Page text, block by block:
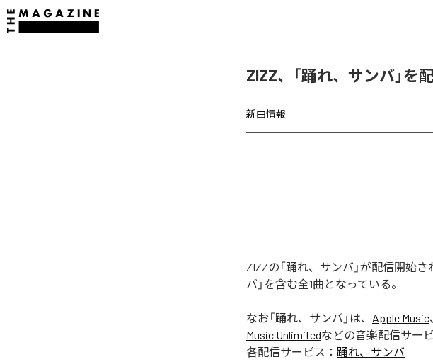
ZIZZ、「踊れ、サンバ」を
新曲情報
ZIZZの「踊れ、サンバ」が配信開始
バ」を含む全1曲となっている。
なお「踊れ、サンバ 」は、 Apple Music
Music Unlimitedなどの音楽配信サー
各配信サービス： 踊れ、サンバ